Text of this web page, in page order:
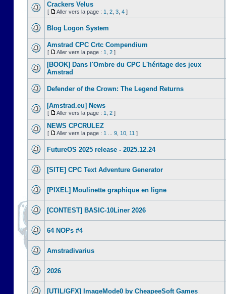
Crackers Velus
[ Aller vers la page : 1 2 3 4 ]
Blog Logon System
Amstrad CPC Crtc Compendium
[ Aller vers la page : 1 2 ]
[BOOK] Dans l'Ombre du CPC L'héritage des jeux
Amstrad
Defender of the Crown: The Legend Returns
[Amstrad.eu] News
[ Aller vers la page : 1 2 ]
NEWS CPCRULEZ
[ Aller vers la page : 1 9 10 11 ]
FutureOS 2025 release - 2025.12.24
[SITE] CPC Text Adventure Generator
[PIXEL] Moulinette graphique en ligne
[CONTEST] BASIC-10Liner 2026
64 NOPs #4
Amstradivarius
2026
[UTIL/GFX] ImageMode0 by CheapeeSoft Games